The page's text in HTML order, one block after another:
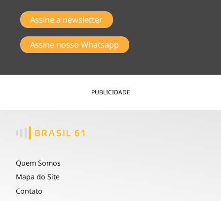
Assine a newsletter
Assine nosso Whatsapp
PUBLICIDADE
Quem Somos
Mapa do Site
Contato